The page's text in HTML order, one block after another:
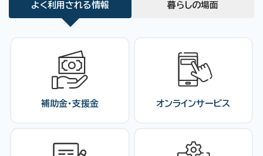
よく利用される情報 暮らしの場面
補助金・支援金 オンラインサービス